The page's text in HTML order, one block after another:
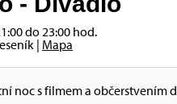
do 23:00 hod.
| Mapa
noc s filmem a občerstvením